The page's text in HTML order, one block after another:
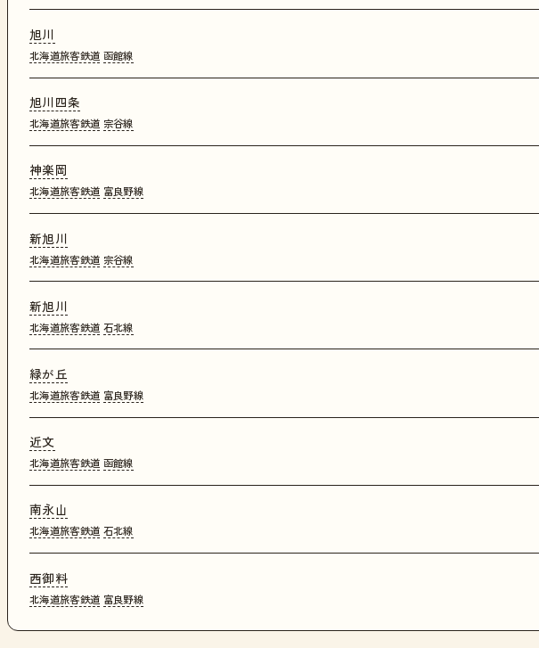
旭川
北海道旅客鉄道 函館線
旭川四条
北海道旅客鉄道 宗谷線
神楽岡
北海道旅客鉄道 富良野線
新旭川
北海道旅客鉄道 宗谷線
新旭川
北海道旅客鉄道 石北線
緑が丘
北海道旅客鉄道 富良野線
近文
北海道旅客鉄道 函館線
南永山
北海道旅客鉄道 石北線
西御料
北海道旅客鉄道 富良野線